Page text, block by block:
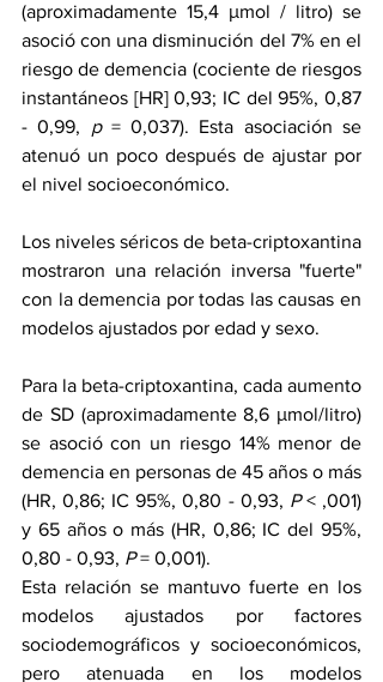
(aproximadamente 15,4 μmol / litro) se
asoció con una disminución del 7% en el
riesgo de demencia (cociente de riesgos
instantáneos [HR] 0,93; IC del 95%, 0,87
- 0,99, p = 0,037). Esta asociación se
atenuó un poco después de ajustar por
el nivel socioeconómico.
Los niveles séricos de beta-criptoxantina
mostraron una relación inversa "fuerte"
con la demencia por todas las causas en
modelos ajustados por edad y sexo.
Para la beta-criptoxantina, cada aumento
de SD (aproximadamente 8,6 μmol/litro)
se asoció con un riesgo 14% menor de
demencia en personas de 45 años o más
(HR, 0,86; IC 95%, 0,80 - 0,93, P < ,001)
y 65 años o más (HR, 0,86; IC del 95%,
0,80 - 0,93, P = 0,001).
Esta relación se mantuvo fuerte en los
modelos ajustados por factores
sociodemográficos y socioeconómicos,
pero atenuada en los modelos